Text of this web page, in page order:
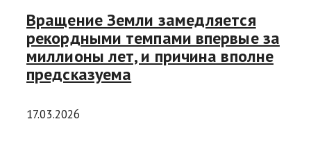
Вращение Земли замедляется
рекордными темпами впервые за
миллионы лет, и причина вполне
предсказуема
17.03.2026